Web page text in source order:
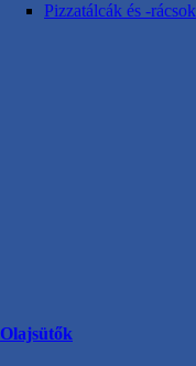
Pizzatálcák és -rácsok
Olajsütők